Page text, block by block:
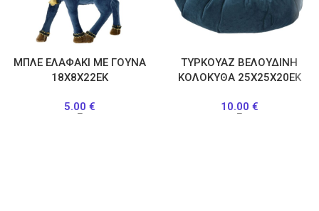
ΜΠΛΕ ΕΛΑΦΑΚΙ ΜΕ ΓΟΥΝΑ
18Χ8Χ22ΕΚ
5.00 €
–
ΤΥΡΚΟΥΑΖ ΒΕΛΟΥΔΙΝΗ
ΚΟΛΟΚΥΘΑ 25Χ25Χ20ΕΚ
10.00 €
–